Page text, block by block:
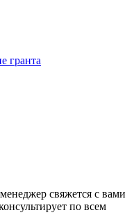
гранта
свяжется с вами
по всем